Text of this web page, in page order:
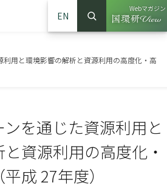
EN
サイト内検索
検索
Webマガジン
（別ウイ
利用と環境影響の解析と資源利用の高度化・高
を通じた資源利用と
資源利用の高度化・
成 27年度）